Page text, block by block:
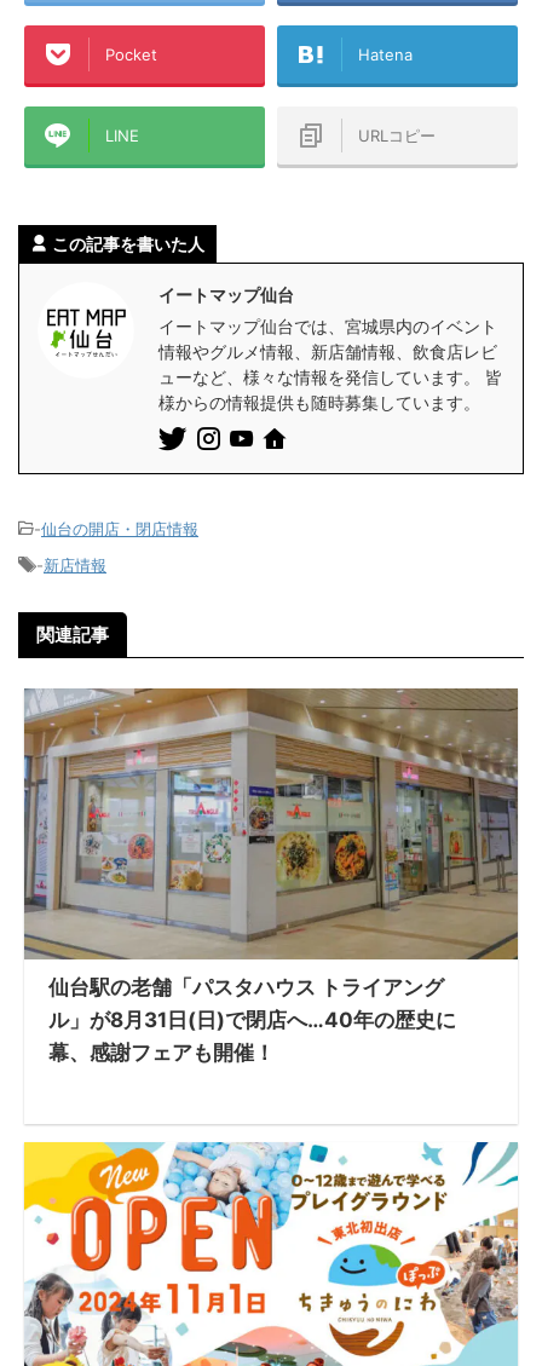
Pocket Hatena
LINE URLコピー
この記事を書いた人
イートマップ仙台
イートマップ仙台では、宮城県内のイベント
情報やグルメ情報、新店舗情報、飲食店レビ
ューなど、様々な情報を発信しています。 皆
様からの情報提供も随時募集しています。
-仙台の開店・閉店情報
-新店情報
関連記事
仙台駅の老舗「パスタハウス トライアング
ル」が8月31日(日)で閉店へ…40年の歴史に
幕、感謝フェアも開催！